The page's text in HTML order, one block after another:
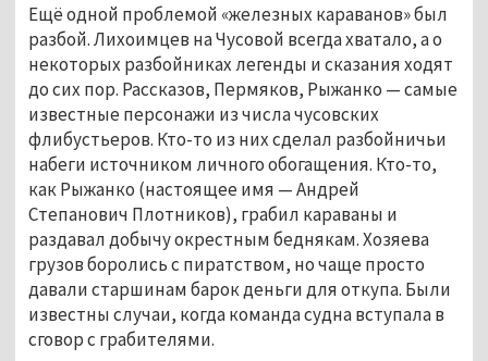
Ещё одной проблемой «железных караванов» был
разбой. Лихоимцев на Чусовой всегда хватало, а о
некоторых разбойниках легенды и сказания ходят
до сих пор. Рассказов, Пермяков, Рыжанко — самые
известные персонажи из числа чусовских
флибустьеров. Кто-то из них сделал разбойничьи
набеги источником личного обогащения. Кто-то,
как Рыжанко (настоящее имя — Андрей
Степанович Плотников), грабил караваны и
раздавал добычу окрестным беднякам. Хозяева
грузов боролись с пиратством, но чаще просто
давали старшинам барок деньги для откупа. Были
известны случаи, когда команда судна вступала в
сговор с грабителями.